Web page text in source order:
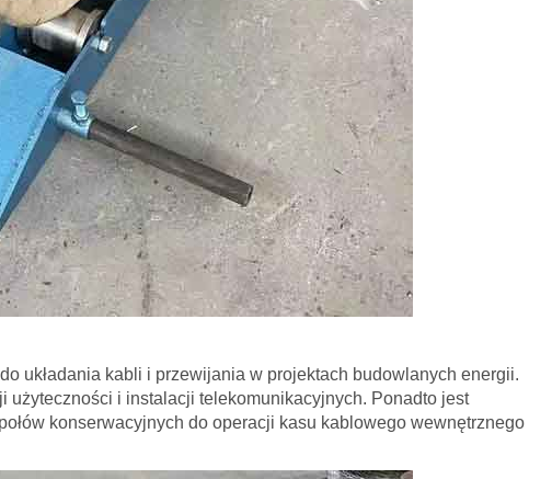
układania kabli i przewijania w projektach budowlanych energii.
i instalacji telekomunikacyjnych. Ponadto jest
konserwacyjnych do operacji kasu kablowego wewnętrznego